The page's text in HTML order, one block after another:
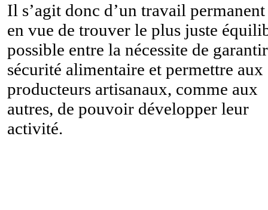
Il s’agit donc d’un travail permanent
en vue de trouver le plus juste
possible entre la nécessite de
sécurité alimentaire et permettre aux
producteurs artisanaux, comme aux
autres, de pouvoir développer leur
activité.